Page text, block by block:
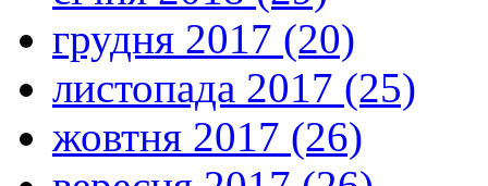
грудня 2017 (20)
листопада 2017 (25)
жовтня 2017 (26)